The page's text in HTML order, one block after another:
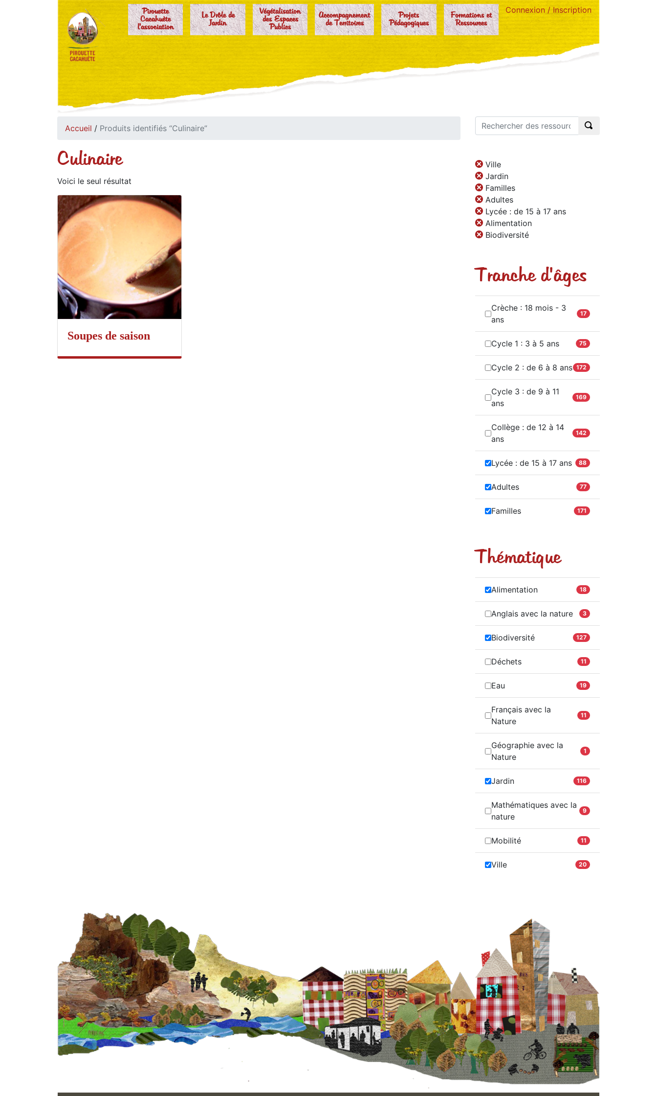
Pirouette
Cacahuète
l'association
Le Drôle de
Jardin
Végétalisation
des Espaces
Publics
Accompagnement
de Territoires
Projets
Pédagogiques
Formations et
Ressources
Connexion / Inscription
Accueil / Produits identifiés “Culinaire”
Culinaire
Voici le seul résultat
Soupes de saison
Ville
Jardin
Familles
Adultes
Lycée : de 15 à 17 ans
Alimentation
Biodiversité
Tranche d'âges
Crèche : 18 mois - 3
ans
17
Cycle 1 : 3 à 5 ans 75
Cycle 2 : de 6 à 8 ans 172
Cycle 3 : de 9 à 11
ans
169
Collège : de 12 à 14
ans
142
Lycée : de 15 à 17 ans 88
Adultes 77
Familles 171
Thématique
Alimentation 18
Anglais avec la nature 3
Biodiversité 127
Déchets 11
Eau 19
Français avec la
Nature
11
Géographie avec la
Nature
1
Jardin 116
Mathématiques avec la
nature
9
Mobilité 11
Ville 20